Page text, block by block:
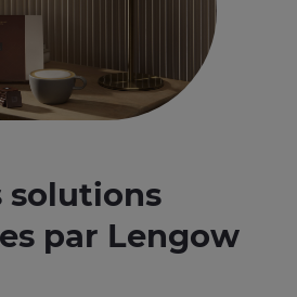
solutions
par Lengow